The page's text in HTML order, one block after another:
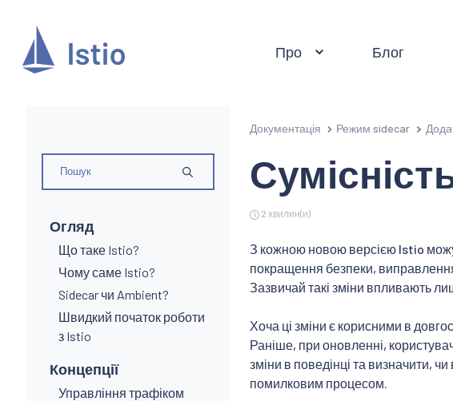
Про Блог
Огляд
Що таке Istio?
Чому саме Istio?
Sidecar чи Ambient?
Швидкий початок роботи
з Istio
Концепції
Управління трафіком
Документація Режим sidecar
2 хвилин(и)
З кожною новою версією Istio
покращення безпеки,
Зазвичай такі зміни впливають
Хоча ці зміни є корисними в
Раніше, при оновленні,
зміни в поведінці та визначити,
помилковим процесом.